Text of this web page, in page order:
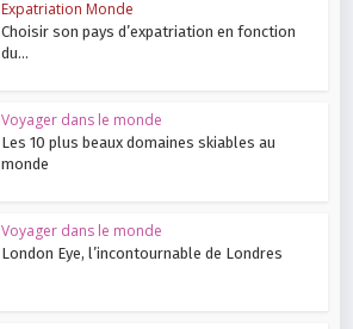
Expatriation Monde
Choisir son pays d’expatriation en fonction
du...
Voyager dans le monde
Les 10 plus beaux domaines skiables au
monde
Voyager dans le monde
London Eye, l’incontournable de Londres